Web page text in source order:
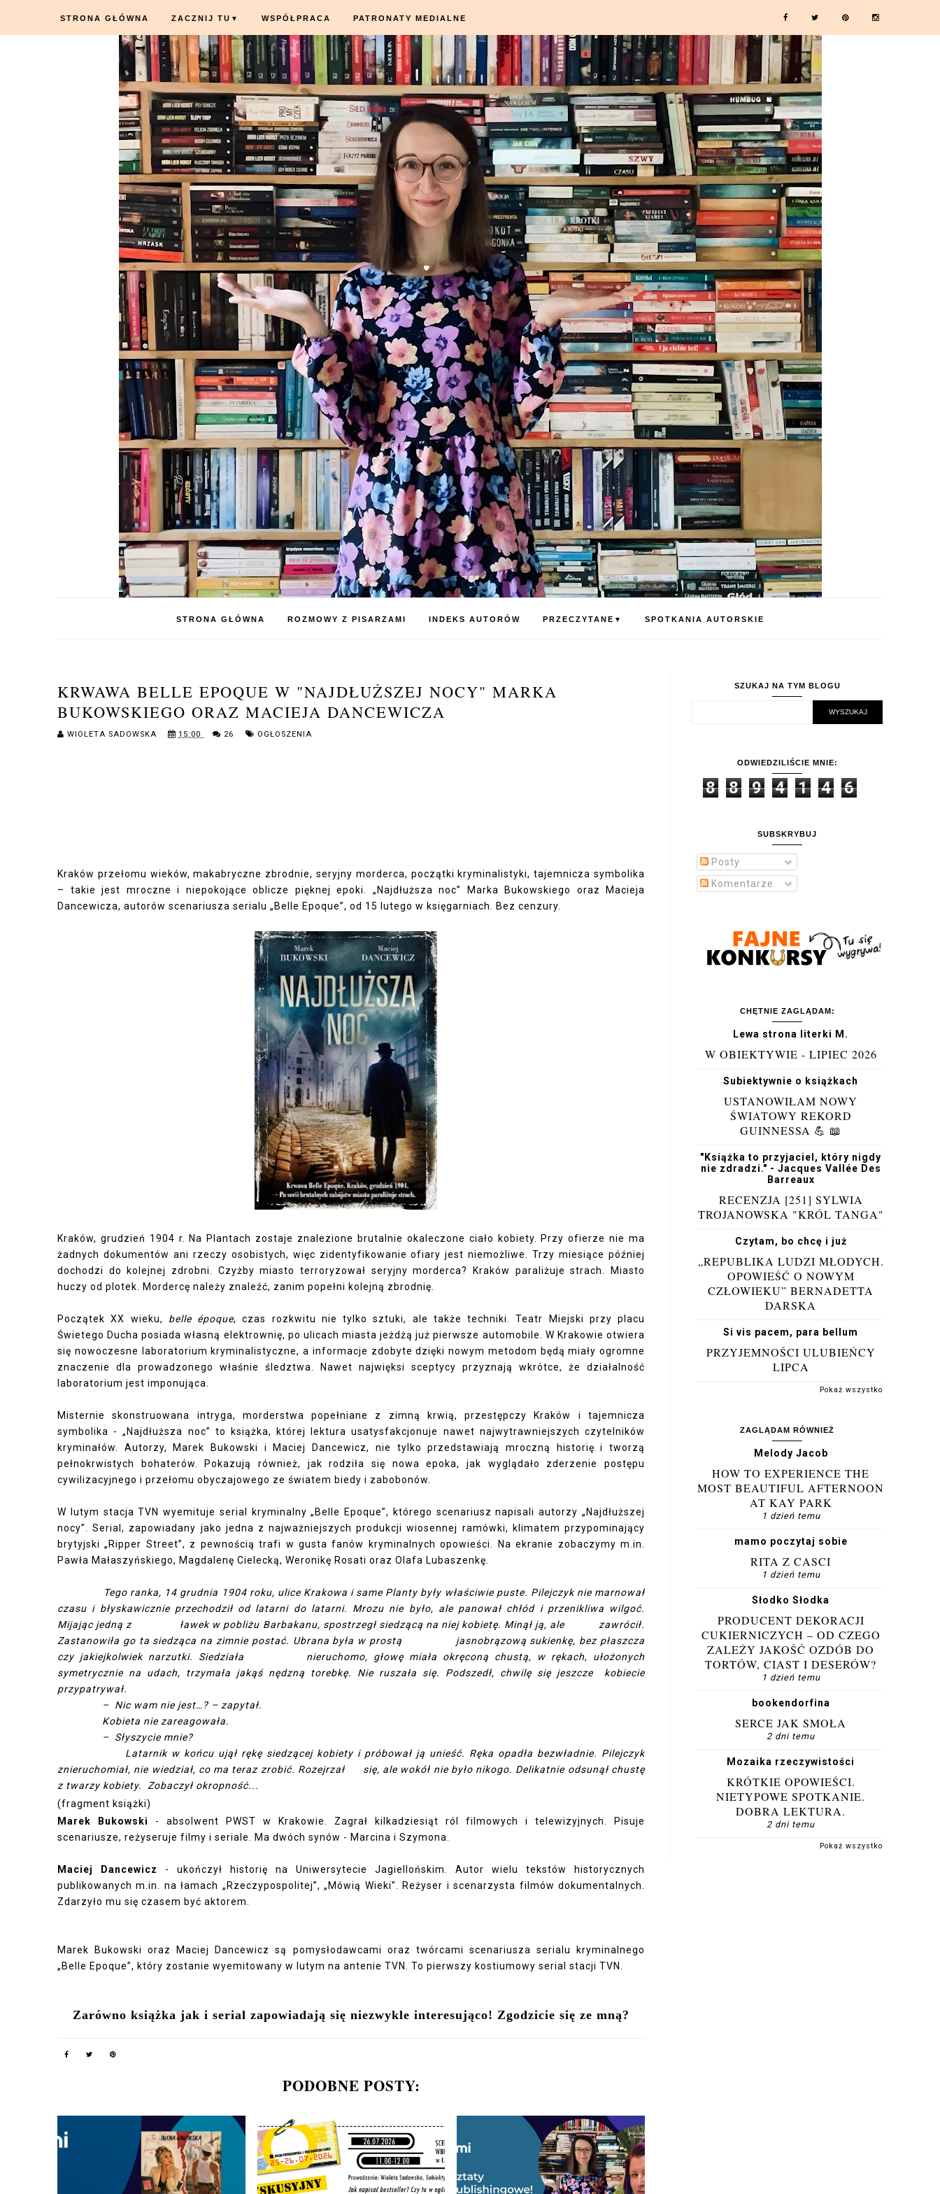
STRONA GŁÓWNA ZACZNIJ TU ▼ WSPÓŁPRACA PATRONATY MEDIALNE
STRONA GŁÓWNA ROZMOWY Z PISARZAMI INDEKS AUTORÓW PRZECZYTANE ▼ SPOTKANIA AUTORSKIE
KRWAWA BELLE EPOQUE W "NAJDŁUŻSZEJ NOCY" MARKA
BUKOWSKIEGO ORAZ MACIEJA DANCEWICZA
WIOLETA SADOWSKA 15:00 26 OGŁOSZENIA
Kraków przełomu wieków, makabryczne zbrodnie, seryjny morderca, początki kryminalistyki, tajemnicza symbolika
– takie jest mroczne i niepokojące oblicze pięknej epoki. „Najdłuższa noc” Marka Bukowskiego oraz Macieja
Dancewicza, autorów scenariusza serialu „Belle Epoque”, od 15 lutego w księgarniach. Bez cenzury.
Kraków, grudzień 1904 r. Na Plantach zostaje znalezione brutalnie okaleczone ciało kobiety. Przy ofierze nie ma
żadnych dokumentów ani rzeczy osobistych, więc zidentyfikowanie ofiary jest niemożliwe. Trzy miesiące później
dochodzi do kolejnej zdrobni. Czyżby miasto terroryzował seryjny morderca? Kraków paraliżuje strach. Miasto
huczy od plotek. Mordercę należy znaleźć, zanim popełni kolejną zbrodnię.
Początek XX wieku, belle époque, czas rozkwitu nie tylko sztuki, ale także techniki. Teatr Miejski przy placu
Świetego Ducha posiada własną elektrownię, po ulicach miasta jeżdżą już pierwsze automobile. W Krakowie otwiera
się nowoczesne laboratorium kryminalistyczne, a informacje zdobyte dzięki nowym metodom będą miały ogromne
znaczenie dla prowadzonego właśnie śledztwa. Nawet najwięksi sceptycy przyznają wkrótce, że działalność
laboratorium jest imponująca.
Misternie skonstruowana intryga, morderstwa popełniane z zimną krwią, przestępczy Kraków i tajemnicza
symbolika - „Najdłuższa noc” to książka, której lektura usatysfakcjonuje nawet najwytrawniejszych czytelników
kryminałów. Autorzy, Marek Bukowski i Maciej Dancewicz, nie tylko przedstawiają mroczną historię i tworzą
pełnokrwistych bohaterów. Pokazują również, jak rodziła się nowa epoka, jak wyglądało zderzenie postępu
cywilizacyjnego i przełomu obyczajowego ze światem biedy i zabobonów.
W lutym stacja TVN wyemituje serial kryminalny „Belle Epoque”, którego scenariusz napisali autorzy „Najdłuższej
nocy”. Serial, zapowiadany jako jedna z najważniejszych produkcji wiosennej ramówki, klimatem przypominający
brytyjski „Ripper Street”, z pewnością trafi w gusta fanów kryminalnych opowieści. Na ekranie zobaczymy m.in.
Pawła Małaszyńskiego, Magdalenę Cielecką, Weronikę Rosati oraz Olafa Lubaszenkę.
Tego ranka, 14 grudnia 1904 roku, ulice Krakowa i same Planty były właściwie puste. Pilejczyk nie marnował
czasu i błyskawicznie przechodził od latarni do latarni. Mrozu nie było, ale panował chłód i przenikliwa wilgoć.
Mijając jedną z ławek w pobliżu Barbakanu, spostrzegł siedzącą na niej kobietę. Minął ją, ale zawrócił.
Zastanowiła go ta siedząca na zimnie postać. Ubrana była w prostą jasnobrązową sukienkę, bez płaszcza
czy jakiejkolwiek narzutki. Siedziała nieruchomo, głowę miała okręconą chustą, w rękach, ułożonych
symetrycznie na udach, trzymała jakąś nędzną torebkę. Nie ruszała się. Podszedł, chwilę się jeszcze kobiecie
przypatrywał.
– Nic wam nie jest…? – zapytał.
Kobieta nie zareagowała.
– Słyszycie mnie?
Latarnik w końcu ujął rękę siedzącej kobiety i próbował ją unieść. Ręka opadła bezwładnie. Pilejczyk
znieruchomiał, nie wiedział, co ma teraz zrobić. Rozejrzał się, ale wokół nie było nikogo. Delikatnie odsunął chustę
z twarzy kobiety. Zobaczył okropność...
(fragment książki)
Marek Bukowski - absolwent PWST w Krakowie. Zagrał kilkadziesiąt ról filmowych i telewizyjnych. Pisuje
scenariusze, reżyseruje filmy i seriale. Ma dwóch synów - Marcina i Szymona.
Maciej Dancewicz
- ukończył historię na Uniwersytecie Jagiellońskim. Autor wielu tekstów historycznych
publikowanych m.in. na łamach „Rzeczypospolitej”, „Mówią Wieki”. Reżyser i scenarzysta filmów dokumentalnych.
Zdarzyło mu się czasem być aktorem.
Marek Bukowski oraz Maciej Dancewicz są pomysłodawcami oraz twórcami scenariusza serialu kryminalnego
„Belle Epoque”, który zostanie wyemitowany w lutym na antenie TVN. To pierwszy kostiumowy serial stacji TVN.
Zarówno książka jak i serial zapowiadają się niezwykle interesująco! Zgodzicie się ze mną?
PODOBNE POSTY:
SZUKAJ NA TYM BLOGU
ODWIEDZILIŚCIE MNIE:
8 8 9 4 1 4 6
SUBSKRYBUJ
Posty
Komentarze
CHĘTNIE ZAGLĄDAM:
Lewa strona literki M.
W OBIEKTYWIE - LIPIEC 2026
Subiektywnie o książkach
USTANOWIŁAM NOWY
ŚWIATOWY REKORD
GUINNESSA 💪 📖
"Książka to przyjaciel, który nigdy
nie zdradzi." - Jacques Vallée Des
Barreaux
RECENZJA [251] SYLWIA
TROJANOWSKA "KRÓL TANGA"
Czytam, bo chcę i już
„REPUBLIKA LUDZI MŁODYCH.
OPOWIEŚĆ O NOWYM
CZŁOWIEKU” BERNADETTA
DARSKA
Si vis pacem, para bellum
PRZYJEMNOŚCI ULUBIEŃCY
LIPCA
Pokaż wszystko
ZAGLĄDAM RÓWNIEŻ
Melody Jacob
HOW TO EXPERIENCE THE
MOST BEAUTIFUL AFTERNOON
AT KAY PARK
1 dzień temu
mamo poczytaj sobie
RITA Z CASCI
1 dzień temu
Słodko Słodka
PRODUCENT DEKORACJI
CUKIERNICZYCH – OD CZEGO
ZALEŻY JAKOŚĆ OZDÓB DO
TORTÓW, CIAST I DESERÓW?
1 dzień temu
bookendorfina
SERCE JAK SMOŁA
2 dni temu
Mozaika rzeczywistości
KRÓTKIE OPOWIEŚCI.
NIETYPOWE SPOTKANIE.
DOBRA LEKTURA.
2 dni temu
Pokaż wszystko